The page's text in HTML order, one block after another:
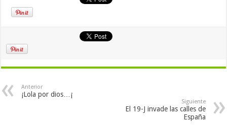
Anterior
¡Lola por dios…¡
Siguiente
El 19-J invade las calles de
España